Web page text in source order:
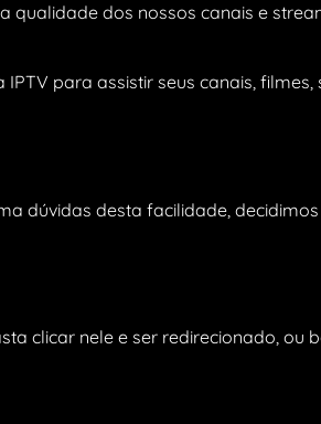
qualidade dos nossos canais e
para assistir seus canais, filmes,
dúvidas desta facilidade,
clicar nele e ser redirecionado, ou